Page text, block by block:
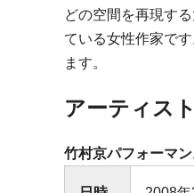
どの空間を再現す
ている女性作家で
ます。
アーティス
竹村京パフォーマ